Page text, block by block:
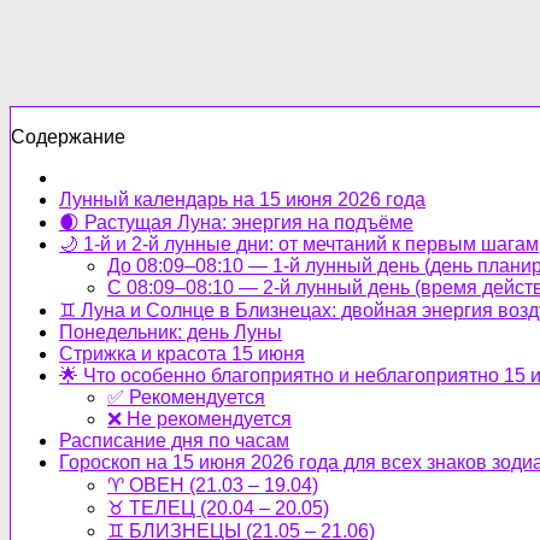
Содержание
Лунный календарь на 15 июня 2026 года
🌒 Растущая Луна: энергия на подъёме
🌙 1-й и 2-й лунные дни: от мечтаний к первым шагам
До 08:09–08:10 — 1-й лунный день (день
С 08:09–08:10 — 2-й лунный день (время
♊ Луна и Солнце в Близнецах: двойная энергия
Понедельник: день Луны
Стрижка и красота 15 июня
🌟 Что особенно благоприятно и неблагоприятно 15
✅ Рекомендуется
❌ Не рекомендуется
Расписание дня по часам
Гороскоп на 15 июня 2026 года для всех знаков
♈ ОВЕН (21.03 – 19.04)
♉ ТЕЛЕЦ (20.04 – 20.05)
♊ БЛИЗНЕЦЫ (21.05 – 21.06)